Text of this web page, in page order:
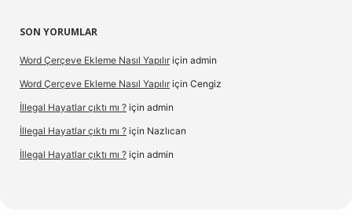
SON YORUMLAR
Word Çerçeve Ekleme Nasıl Yapılır için admin
Word Çerçeve Ekleme Nasıl Yapılır için Cengiz
İllegal Hayatlar çıktı mı ? için admin
İllegal Hayatlar çıktı mı ? için Nazlıcan
İllegal Hayatlar çıktı mı ? için admin